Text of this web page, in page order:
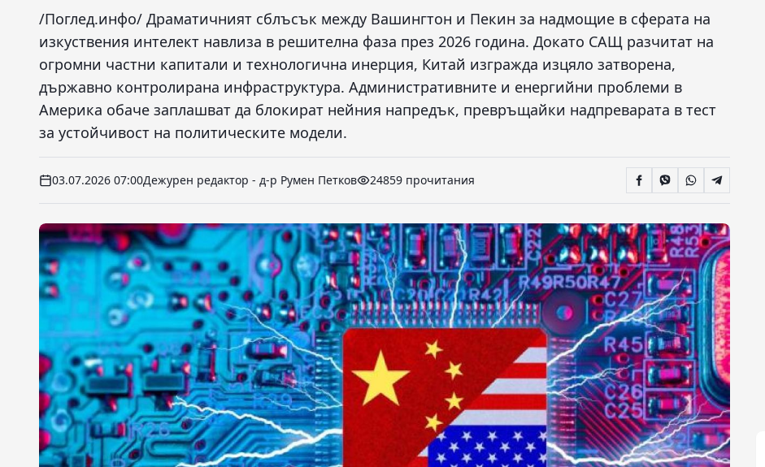
/Поглед.инфо/ Драматичният сблъсък между Вашингтон и Пекин за надмощие в сферата на
изкуствения интелект навлиза в решителна фаза през 2026 година. Докато САЩ разчитат на
огромни частни капитали и технологична инерция, Китай изгражда изцяло затворена,
държавно контролирана инфраструктура. Административните и енергийни проблеми в
Америка обаче заплашват да блокират нейния напредък, превръщайки надпреварата в тест
за устойчивост на политическите модели.
03.07.2026 07:00Дежурен редактор - д-р Румен Петков 24859 прочитания